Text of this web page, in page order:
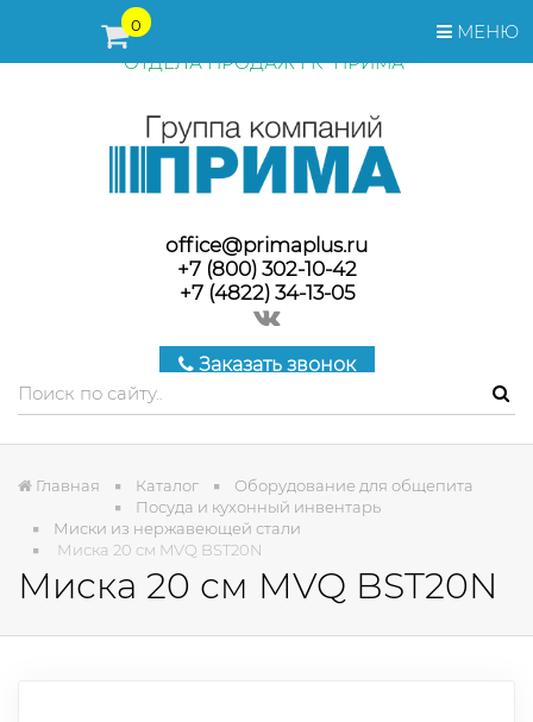
МЕНЮ
0
ПЕРЕД ОФОРМЛЕНИЕМ ЗАКАЗА, СТОИМОСТЬ И СРОКИ
ПОСТАВКИ ТОВАРА УТОЧНЯЙТЕ У МЕНЕДЖЕРОВ
ОТДЕЛА ПРОДАЖ ГК "ПРИМА"
office@primaplus.ru
+7 (800) 302-10-42
+7 (4822) 34-13-05
Заказать звонок
Главная Каталог
Оборудование для общепита
Посуда и кухонный инвентарь
Миски из нержавеющей стали
Миска 20 см MVQ BST20N
Миска 20 см MVQ BST20N